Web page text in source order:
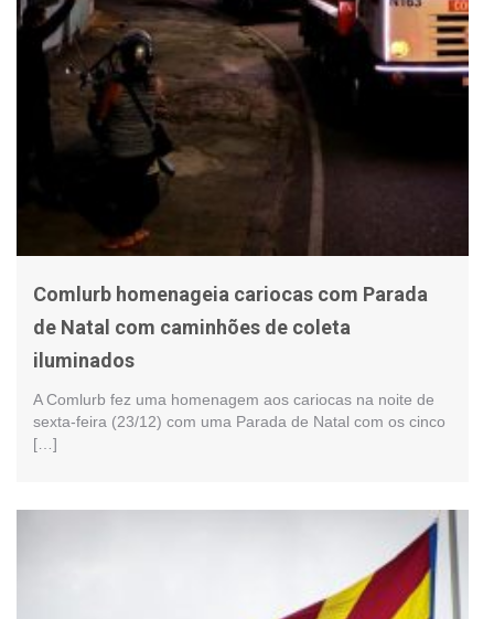
Comlurb homenageia cariocas com Parada
de Natal com caminhões de coleta
iluminados
A Comlurb fez uma homenagem aos cariocas na noite de
sexta-feira (23/12) com uma Parada de Natal com os cinco
[…]